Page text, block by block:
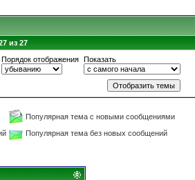
из 27
Порядок отображения Показать
Популярная тема с новыми сообщениями
Популярная тема без новых сообщений